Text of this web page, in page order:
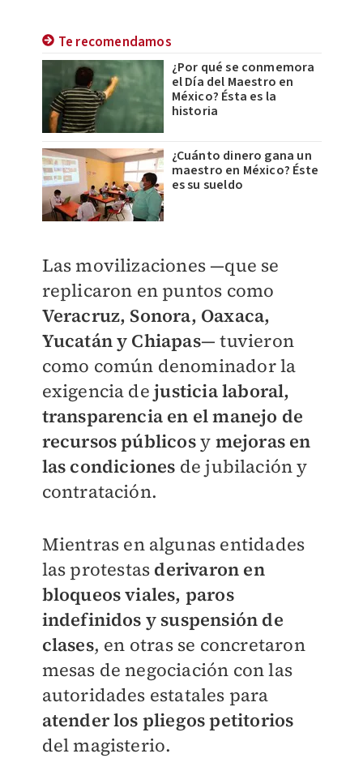
Te recomendamos
¿Por qué se conmemora
el Día del Maestro en
México? Ésta es la
historia
¿Cuánto dinero gana un
maestro en México? Éste
es su sueldo
Las movilizaciones —que se
replicaron en puntos como
Veracruz, Sonora, Oaxaca,
Yucatán y Chiapas— tuvieron
como común denominador la
exigencia dejusticia laboral,
transparencia en el manejo de
recursos públicosy mejoras en
las condiciones de jubilación y
contratación.
Mientras en algunas entidades
las protestas derivaron en
bloqueos viales, paros
indefinidos y suspensión de
clases, en otras se concretaron
mesas de negociación con las
autoridades estatales para
atender los pliegos petitorios
del magisterio.